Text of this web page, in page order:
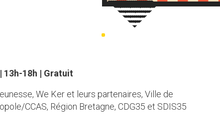
13h-18h | Gratuit
We Ker et leurs partenaires, Ville de
CCAS, Région Bretagne, CDG35 et SDIS35